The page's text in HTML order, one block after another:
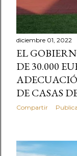
diciembre 01, 2022
EL
DE 30.000
DE CASAS
Compartir